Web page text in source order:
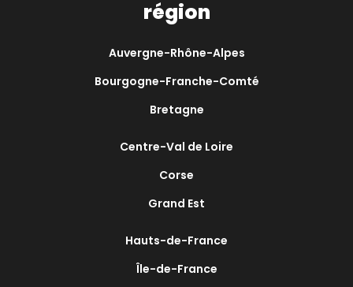
région
Auvergne-Rhône-Alpes
Bourgogne-Franche-Comté
Bretagne
Centre-Val de Loire
Corse
Grand Est
Hauts-de-France
Île-de-France